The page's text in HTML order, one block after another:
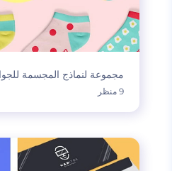
مجموعة لنماذج المجسمة
9 منظر